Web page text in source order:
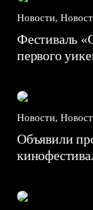
Новости,
Фестиваль
первого
Новости,
Объявили